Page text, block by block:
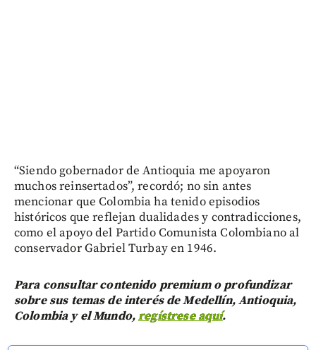
“Siendo gobernador de Antioquia me apoyaron
muchos reinsertados”, recordó; no sin antes
mencionar que Colombia ha tenido episodios
históricos que reflejan dualidades y contradicciones,
como el apoyo del Partido Comunista Colombiano al
conservador Gabriel Turbay en 1946.
Para consultar contenido premium o profundizar
sobre sus temas de interés de Medellín, Antioquia,
Colombia y el Mundo,regístrese aquí.